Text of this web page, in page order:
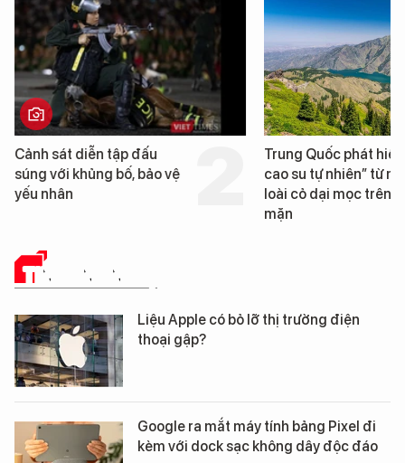
Trung Quốc phát hiện “mỏ
cao su tự nhiên” từ một
loài cỏ dại mọc trên đất
Loạt dự án bất động
Đà Nẵng sắp bị kiểm
TIN CÔNG NGHỆ
Liệu Apple có bỏ lỡ thị trường điện
thoại gập?
Google ra mắt máy tính bảng Pixel đi
kèm với dock sạc không dây độc đáo